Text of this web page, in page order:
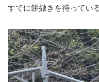
すでに餅撒きを待ってい